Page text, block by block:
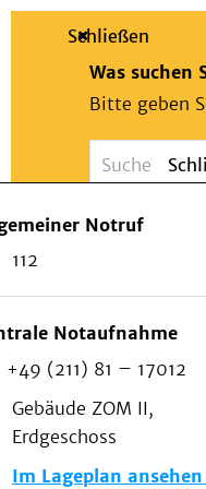
Suche
Schließen
Was suchen
Bitte geben
Wählen Sie
Notruf
112
Notaufnahme
+49 (211) 81 – 17012
Gebäude ZOM II,
Erdgeschoss
Im Lageplan ansehen
Patienten &
Als Patient
Beratung
Notfall
Forschung & Lehre